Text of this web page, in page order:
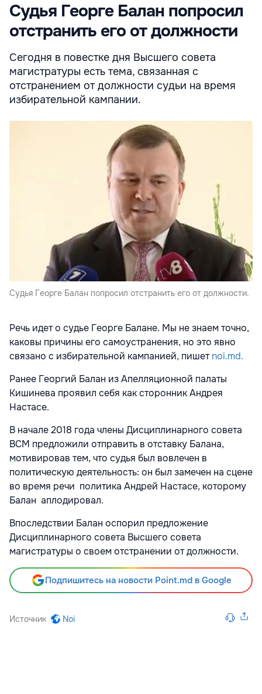
Судья Георге Балан попросил
отстранить его от должности
Сегодня в повестке дня Высшего совета
магистратуры есть тема, связанная с
отстранением от должности судьи на время
избирательной кампании.
Судья Георге Балан попросил отстранить его от должности.
Речь идет о судье Георге Балане. Мы не знаем точно,
каковы причины его самоустранения, но это явно
связано с избирательной кампанией, пишетnoi.md.
Ранее Георгий Балан из Апелляционной палаты
Кишинева проявил себя как сторонник Андрея
Настасе.
В начале 2018 года члены Дисциплинарного совета
ВСМ предложили отправить в отставку Балана,
мотивировав тем, что судья был вовлечен в
политическую деятельность: он был замечен на сцене
во время речи политика Андрей Настасе, которому
Балан аплодировал.
Впоследствии Балан оспорил предложение
Дисциплинарного совета Высшего совета
магистратуры о своем отстранении от должности.
Подпишитесь на новости Point.md в Google
Источник Noi